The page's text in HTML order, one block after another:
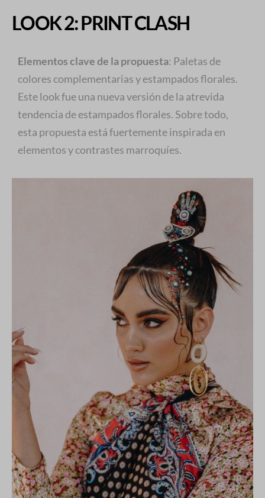
LOOK 2: PRINT CLASH
Elementos clave de la propuesta: Paletas de
colores complementarias y estampados florales.
Este look fue una nueva versión de la atrevida
tendencia de estampados florales. Sobre todo,
esta propuesta está fuertemente inspirada en
elementos y contrastes marroquíes.